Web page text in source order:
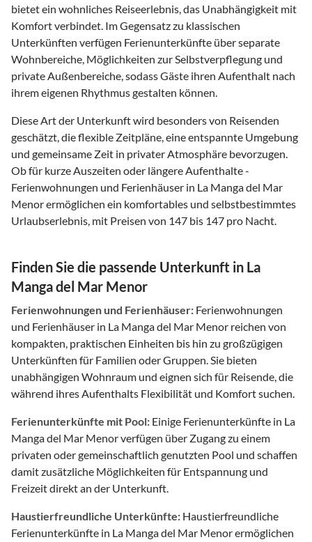
bietet ein wohnliches Reiseerlebnis, das Unabhängigkeit mit
Komfort verbindet. Im Gegensatz zu klassischen
Unterkünften verfügen Ferienunterkünfte über separate
Wohnbereiche, Möglichkeiten zur Selbstverpflegung und
private Außenbereiche, sodass Gäste ihren Aufenthalt nach
ihrem eigenen Rhythmus gestalten können.
Diese Art der Unterkunft wird besonders von Reisenden
geschätzt, die flexible Zeitpläne, eine entspannte Umgebung
und gemeinsame Zeit in privater Atmosphäre bevorzugen.
Ob für kurze Auszeiten oder längere Aufenthalte -
Ferienwohnungen und Ferienhäuser in La Manga del Mar
Menor ermöglichen ein komfortables und selbstbestimmtes
Urlaubserlebnis, mit Preisen von 147 bis 147 pro Nacht.
Finden Sie die passende Unterkunft in La
Manga del Mar Menor
Ferienwohnungen und Ferienhäuser: Ferienwohnungen
und Ferienhäuser in La Manga del Mar Menor reichen von
kompakten, praktischen Einheiten bis hin zu großzügigen
Unterkünften für Familien oder Gruppen. Sie bieten
unabhängigen Wohnraum und eignen sich für Reisende, die
während ihres Aufenthalts Flexibilität und Komfort suchen.
Ferienunterkünfte mit Pool: Einige Ferienunterkünfte in La
Manga del Mar Menor verfügen über Zugang zu einem
privaten oder gemeinschaftlich genutzten Pool und schaffen
damit zusätzliche Möglichkeiten für Entspannung und
Freizeit direkt an der Unterkunft.
Haustierfreundliche Unterkünfte: Haustierfreundliche
Ferienunterkünfte in La Manga del Mar Menor ermöglichen